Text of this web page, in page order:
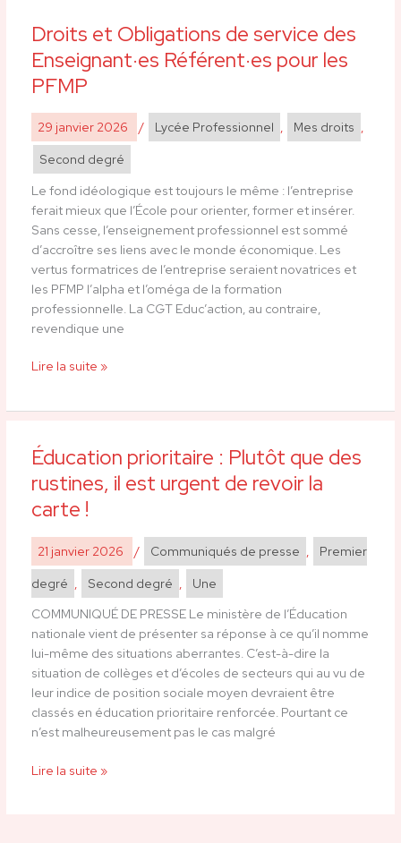
Droits et Obligations de service des
Enseignant·es Référent·es pour les
PFMP
29 janvier 2026 / Lycée Professionnel , Mes droits ,
Second degré
Le fond idéologique est toujours le même : l’entreprise
ferait mieux que l’École pour orienter, former et insérer.
Sans cesse, l’enseignement professionnel est sommé
d’accroître ses liens avec le monde économique. Les
vertus formatrices de l’entreprise seraient novatrices et
les PFMP l’alpha et l’oméga de la formation
professionnelle. La CGT Educ’action, au contraire,
revendique une
Droits
et
Obligations
de
service
des
Enseignant·es
Référent·es
pour
les
PFMP
Lire la suite »
Éducation prioritaire : Plutôt que des
rustines, il est urgent de revoir la
carte !
21 janvier 2026 / Communiqués de presse
Premier
degré
Second degré
Une
COMMUNIQUÉ DE PRESSE Le ministère de l’Éducation
nationale vient de présenter sa réponse à ce qu’il nomme
lui-même des situations aberrantes. C’est-à-dire la
situation de collèges et d’écoles de secteurs qui au vu de
leur indice de position sociale moyen devraient être
classés en éducation prioritaire renforcée. Pourtant ce
n’est malheureusement pas le cas malgré
Éducation
prioritaire
:
Plutôt
des
rustines,
il
est
urgent
de
revoir
la
carte
!
Lire la suite »